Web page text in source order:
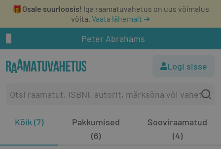
🎁Osale suurloosis! Iga raamatuvahetus on uus võimalus
võita. Vaata lähemalt ➔
Peter Abrahams
Logi sisse
Kõik (7)
Pakkumised
(6)
Sooviraamatud
(4)